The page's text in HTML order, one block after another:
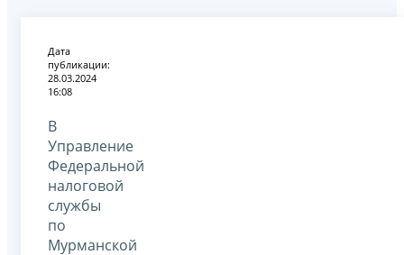
Дата
публикации:
28.03.2024
16:08
В
Управление
Федеральной
налоговой
службы
по
Мурманской